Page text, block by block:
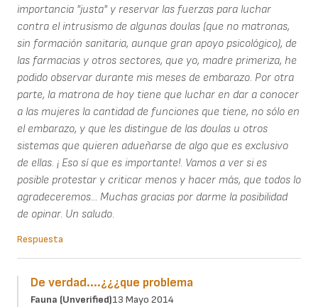
importancia "justa" y reservar las fuerzas para luchar
contra el intrusismo de algunas doulas (que no matronas,
sin formación sanitaria, aunque gran apoyo psicológico), de
las farmacias y otros sectores, que yo, madre primeriza, he
podido observar durante mis meses de embarazo. Por otra
parte, la matrona de hoy tiene que luchar en dar a conocer
a las mujeres la cantidad de funciones que tiene, no sólo en
el embarazo, y que les distingue de las doulas u otros
sistemas que quieren adueñarse de algo que es exclusivo
de ellas. ¡ Eso sí que es importante!. Vamos a ver si es
posible protestar y criticar menos y hacer más, que todos lo
agradeceremos... Muchas gracias por darme la posibilidad
de opinar. Un saludo.
Respuesta
De verdad....¿¿¿que problema
Fauna (unverified)13 Mayo 2014